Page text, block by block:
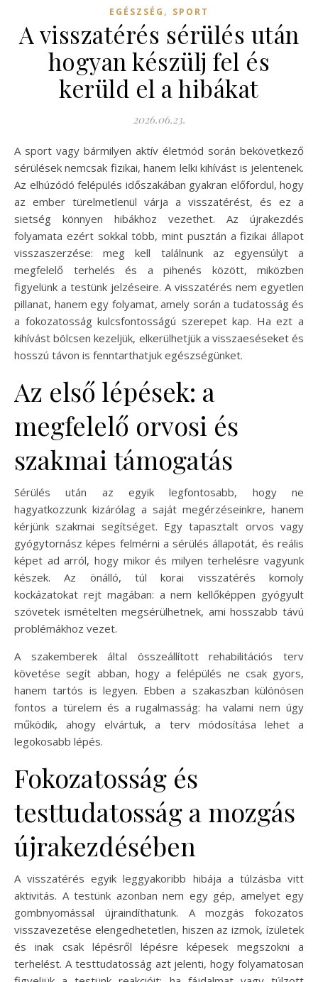
EGÉSZSÉG , SPORT
A visszatérés sérülés után
hogyan készülj fel és
kerüld el a hibákat
2026.06.23.
A sport vagy bármilyen aktív életmód során bekövetkező
sérülések nemcsak fizikai, hanem lelki kihívást is jelentenek.
Az elhúzódó felépülés időszakában gyakran előfordul, hogy
az ember türelmetlenül várja a visszatérést, és ez a
sietség könnyen hibákhoz vezethet. Az újrakezdés
folyamata ezért sokkal több, mint pusztán a fizikai állapot
visszaszerzése: meg kell találnunk az egyensúlyt a
megfelelő terhelés és a pihenés között, miközben
figyelünk a testünk jelzéseire. A visszatérés nem egyetlen
pillanat, hanem egy folyamat, amely során a tudatosság és
a fokozatosság kulcsfontosságú szerepet kap. Ha ezt a
kihívást bölcsen kezeljük, elkerülhetjük a visszaeséseket és
hosszú távon is fenntarthatjuk egészségünket.
Az első lépések: a
megfelelő orvosi és
szakmai támogatás
Sérülés után az egyik legfontosabb, hogy ne
hagyatkozzunk kizárólag a saját megérzéseinkre, hanem
kérjünk szakmai segítséget. Egy tapasztalt orvos vagy
gyógytornász képes felmérni a sérülés állapotát, és reális
képet ad arról, hogy mikor és milyen terhelésre vagyunk
készek. Az önálló, túl korai visszatérés komoly
kockázatokat rejt magában: a nem kellőképpen gyógyult
szövetek ismételten megsérülhetnek, ami hosszabb távú
problémákhoz vezet.
A szakemberek által összeállított rehabilitációs terv
követése segít abban, hogy a felépülés ne csak gyors,
hanem tartós is legyen. Ebben a szakaszban különösen
fontos a türelem és a rugalmasság: ha valami nem úgy
működik, ahogy elvártuk, a terv módosítása lehet a
legokosabb lépés.
Fokozatosság és
testtudatosság a mozgás
újrakezdésében
A visszatérés egyik leggyakoribb hibája a túlzásba vitt
aktivitás. A testünk azonban nem egy gép, amelyet egy
gombnyomással újraindíthatunk. A mozgás fokozatos
visszavezetése elengedhetetlen, hiszen az izmok, ízületek
és inak csak lépésről lépésre képesek megszokni a
terhelést. A testtudatosság azt jelenti, hogy folyamatosan